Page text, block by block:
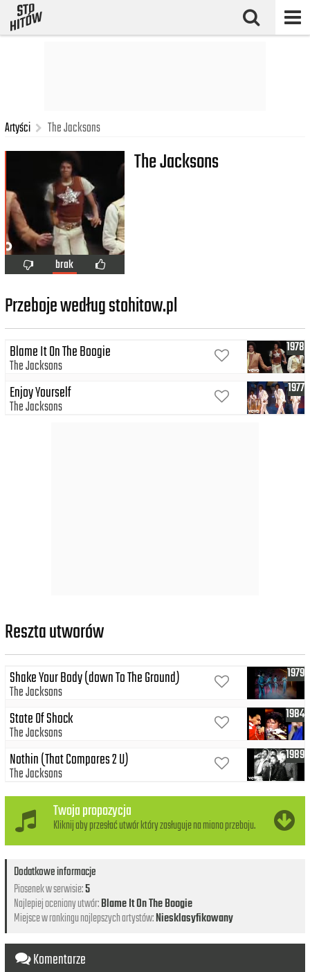
Artyści The Jacksons
brak
The Jacksons
Przeboje według stohitow.pl
1978
Blame It On The Boogie
The Jacksons
1977
Enjoy Yourself
The Jacksons
Reszta utworów
1979
Shake Your Body (down To The Ground)
The Jacksons
1984
State Of Shock
The Jacksons
1989
Nothin (That Compares 2 U)
The Jacksons
Twoja propozycja
Kliknij aby przesłać utwór który zasługuje na miano przeboju.
Dodatkowe informacje
Piosenek w serwisie:5
Najlepiej oceniony utwór:Blame It On The Boogie
Miejsce w rankingu najlepszych artystów:Niesklasyfikowany
Komentarze